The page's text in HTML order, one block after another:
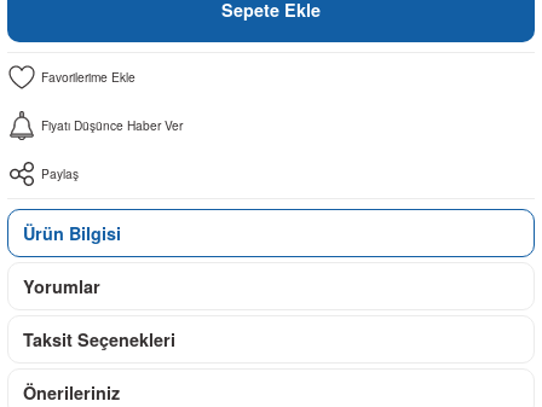
Sepete Ekle
Fiyatı Düşünce Haber Ver
Paylaş
Ürün Bilgisi
Yorumlar
Taksit Seçenekleri
Önerileriniz